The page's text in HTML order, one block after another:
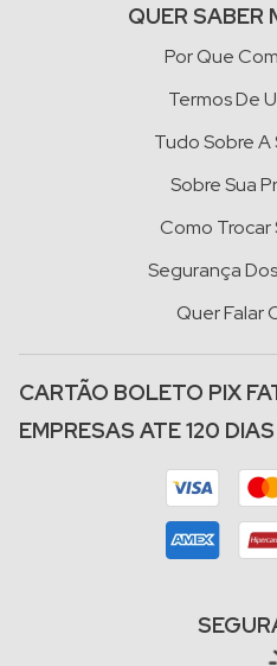
QUER SABER
Por Que
Termos De
Tudo Sobre A
Sobre Sua
Como Trocar
Segurança
Quer Falar
CARTÃO BOLETO PIX
EMPRESAS ATE 120 DIAS